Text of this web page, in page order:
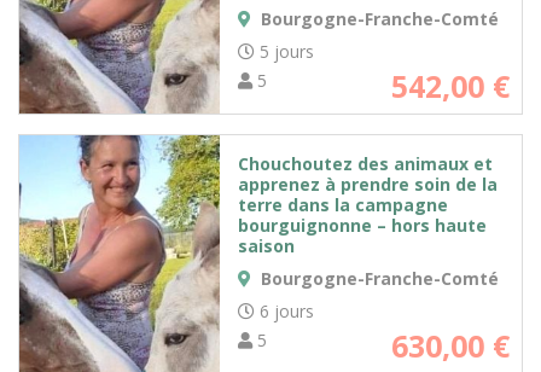
Bourgogne-Franche-Comté
5 jours
5
542,00 €
Chouchoutez des animaux et
apprenez à prendre soin de la
terre dans la campagne
bourguignonne – hors haute
saison
Bourgogne-Franche-Comté
6 jours
5
630,00 €